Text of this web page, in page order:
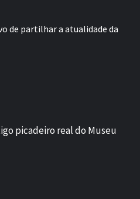
de partilhar a atualidade da
picadeiro real do Museu